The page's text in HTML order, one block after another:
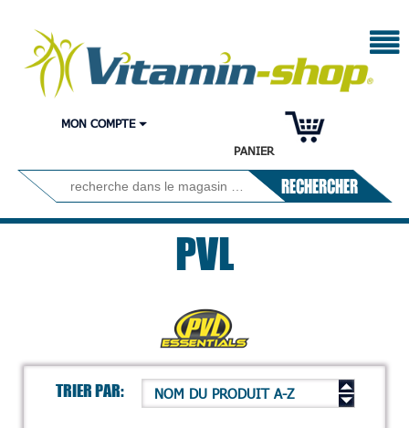
PANIER
MON COMPTE
RECHERCHER
PVL
TRIER PAR: NOM DU PRODUIT A-Z